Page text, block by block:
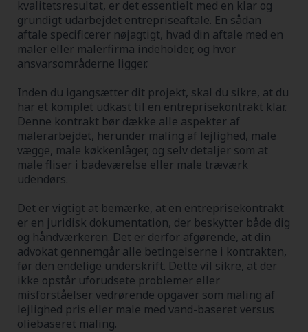
kvalitetsresultat, er det essentielt med en klar og
grundigt udarbejdet entrepriseaftale. En sådan
aftale specificerer nøjagtigt, hvad din aftale med en
maler eller malerfirma indeholder, og hvor
ansvarsområderne ligger.
Inden du igangsætter dit projekt, skal du sikre, at du
har et komplet udkast til en entreprisekontrakt klar.
Denne kontrakt bør dække alle aspekter af
malerarbejdet, herunder maling af lejlighed, male
vægge, male køkkenlåger, og selv detaljer som at
male fliser i badeværelse eller male træværk
udendørs.
Det er vigtigt at bemærke, at en entreprisekontrakt
er en juridisk dokumentation, der beskytter både dig
og håndværkeren. Det er derfor afgørende, at din
advokat gennemgår alle betingelserne i kontrakten,
før den endelige underskrift. Dette vil sikre, at der
ikke opstår uforudsete problemer eller
misforståelser vedrørende opgaver som maling af
lejlighed pris eller male med vand-baseret versus
oliebaseret maling.